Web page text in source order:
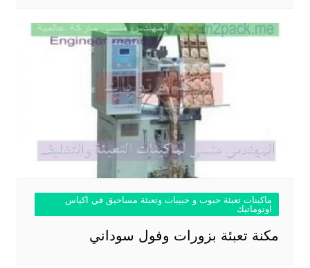
ماكينات تعبئة حبوب و حبيبات وتعبئة مساحيق في اكياس
اوتوماتيك
مكنة تعبئة بزورات وفول سوداني